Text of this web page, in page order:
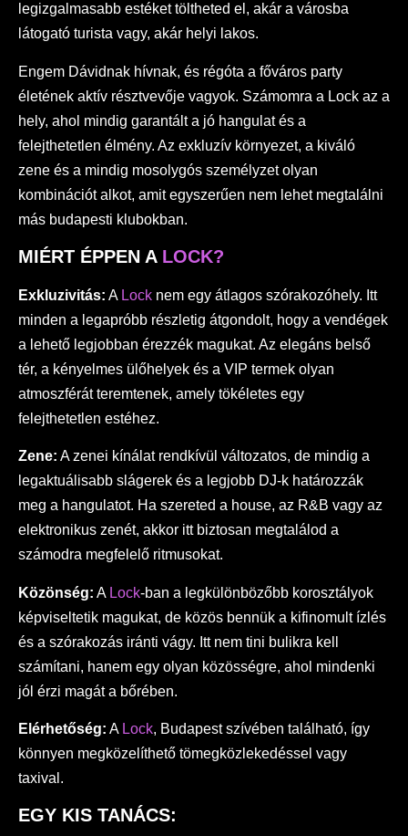
legizgalmasabb estéket töltheted el, akár a városba
látogató turista vagy, akár helyi lakos.
Engem Dávidnak hívnak, és régóta a főváros party
életének aktív résztvevője vagyok. Számomra a Lock az a
hely, ahol mindig garantált a jó hangulat és a
felejthetetlen élmény. Az exkluzív környezet, a kiváló
zene és a mindig mosolygós személyzet olyan
kombinációt alkot, amit egyszerűen nem lehet megtalálni
más budapesti klubokban.
MIÉRT ÉPPEN A LOCK?
Exkluzivitás: A Lock nem egy átlagos szórakozóhely. Itt
minden a legapróbb részletig átgondolt, hogy a vendégek
a lehető legjobban érezzék magukat. Az elegáns belső
tér, a kényelmes ülőhelyek és a VIP termek olyan
atmoszférát teremtenek, amely tökéletes egy
felejthetetlen estéhez.
Zene: A zenei kínálat rendkívül változatos, de mindig a
legaktuálisabb slágerek és a legjobb DJ-k határozzák
meg a hangulatot. Ha szereted a house, az R&B vagy az
elektronikus zenét, akkor itt biztosan megtalálod a
számodra megfelelő ritmusokat.
Közönség: A Lock-ban a legkülönbözőbb korosztályok
képviseltetik magukat, de közös bennük a kifinomult ízlés
és a szórakozás iránti vágy. Itt nem tini bulikra kell
számítani, hanem egy olyan közösségre, ahol mindenki
jól érzi magát a bőrében.
Elérhetőség: A Lock, Budapest szívében található, így
könnyen megközelíthető tömegközlekedéssel vagy
taxival.
EGY KIS TANÁCS: